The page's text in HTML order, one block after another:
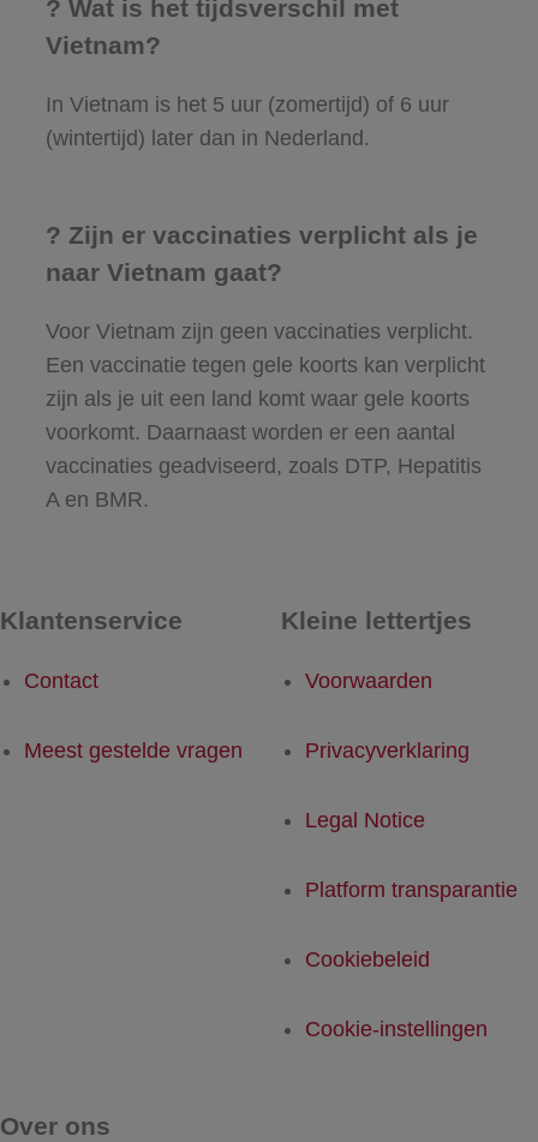
? Wat is het tijdsverschil met
Vietnam?
In Vietnam is het 5 uur (zomertijd) of 6 uur
(wintertijd) later dan in Nederland.
? Zijn er vaccinaties verplicht als je
naar Vietnam gaat?
Voor Vietnam zijn geen vaccinaties verplicht.
Een vaccinatie tegen gele koorts kan verplicht
zijn als je uit een land komt waar gele koorts
voorkomt. Daarnaast worden er een aantal
vaccinaties geadviseerd, zoals DTP, Hepatitis
A en BMR.
Klantenservice
Contact
Meest gestelde vragen
Kleine lettertjes
Voorwaarden
Privacyverklaring
Legal Notice
Platform transparantie
Cookiebeleid
Cookie-instellingen
Over ons